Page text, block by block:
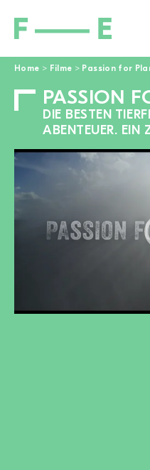
Home > Filme > Passion for
PASSION
DIE BESTEN
ABENTEUER. EIN
FILME
FESTIVAL
POP-UP KINO
AKTUELL
Suchen
nach:
ZUR